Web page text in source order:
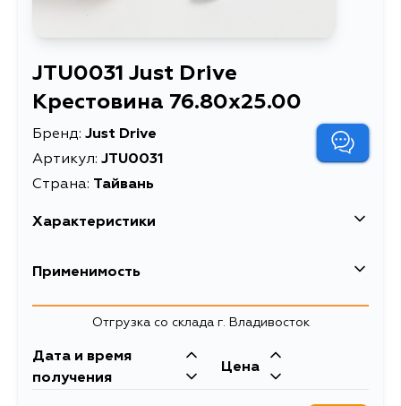
JTU0031 Just Drive
Крестовина 76.80x25.00
Бренд: Just Drive
Артикул: JTU0031
Страна: Тайвань
Характеристики
Масса, кг
Применимость
Mitsubishi
Кузов Двигатель
K97WG, K99W, V25C, V25W, V26C,
4M40, 6G74,
Chrysler
Отгрузка со склада г. Владивосток
Дата и время
получения
Цена